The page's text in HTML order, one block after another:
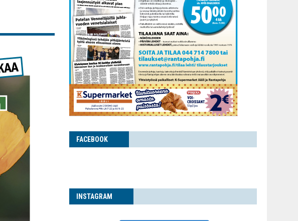
FACE­BOOK
INS­TA­GRAM